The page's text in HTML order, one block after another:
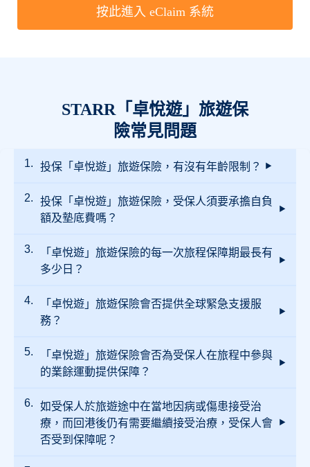
按此進入 eClaim 系統
STARR「卓悅遊」旅遊保
險常見問題
投保「卓悅遊」旅遊保險，有沒有年齡限制？
投保單次旅遊計劃並沒有年齡限制。投保全年
旅遊計劃的最高投保年齡為70歲，續保至75
歲。
投保「卓悅遊」旅遊保險，受保人須要承擔自負
額及墊底費嗎？
受保人是不需要承擔任何自負額及墊底費的。
「卓悅遊」旅遊保險的每一次旅程保障期最長有
多少日？
單次旅遊的保障期最長為180日，而全年旅遊的
保障期最長為90日。
「卓悅遊」旅遊保險會否提供全球緊急支援服
務？
受保人可以致電Starr 全球緊急支援24小時熱線
(852) 2802 8638 求助。有關支援服務範圍包括
旅遊支援、商務禮賓、醫療援助服務、緊急醫
務。
「卓悅遊」旅遊保險會否為受保人在旅程中參與
的業餘運動提供保障？
「卓悅遊」旅遊保險保障業餘運動包括滑雪、
潛水、熱氣球等，而且並沒有高度或深度限
制。
如受保人於旅遊途中在當地因病或傷患接受治
療，而回港後仍有需要繼續接受治療，受保人會
否受到保障呢？